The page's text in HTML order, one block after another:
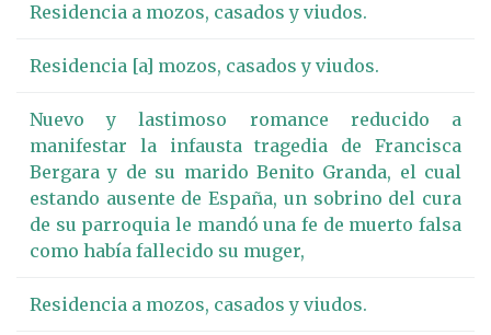
Residencia a mozos, casados y viudos.
Residencia [a] mozos, casados y viudos.
Nuevo y lastimoso romance reducido a
manifestar la infausta tragedia de Francisca
Bergara y de su marido Benito Granda, el cual
estando ausente de España, un sobrino del cura
de su parroquia le mandó una fe de muerto falsa
como había fallecido su muger,
Residencia a mozos, casados y viudos.